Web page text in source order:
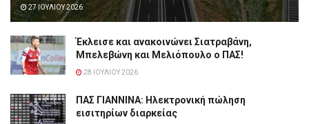
27 ΙΟΥΛΊΟΥ 2026
Έκλεισε και ανακοινώνει Σιατραβάνη,
Μπελεβώνη και Μελιόπουλο ο ΠΑΣ!
28 ΙΟΥΛΊΟΥ 2026
ΠΑΣ ΓΙΑΝΝΙΝΑ: Hλεκτρονική πώληση
εισιτηρίων διαρκείας